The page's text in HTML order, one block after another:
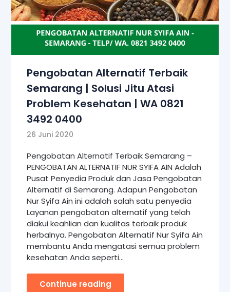
Pengobatan Alternatif Terbaik
Semarang | Solusi Jitu Atasi
Problem Kesehatan | WA 0821
3492 0400
26 Juni 2020
Pengobatan Alternatif Terbaik Semarang –
PENGOBATAN ALTERNATIF NUR SYIFA AIN Adalah
Pusat Penyedia Produk dan Jasa Pengobatan
Alternatif di Semarang. Adapun Pengobatan
Nur Syifa Ain ini adalah salah satu penyedia
Layanan pengobatan alternatif yang telah
diakui keahlian dan kualitas terbaik produk
herbalnya. Pengobatan Alternatif Nur Syifa Ain
membantu Anda mengatasi semua problem
kesehatan Anda seperti…
Continue reading